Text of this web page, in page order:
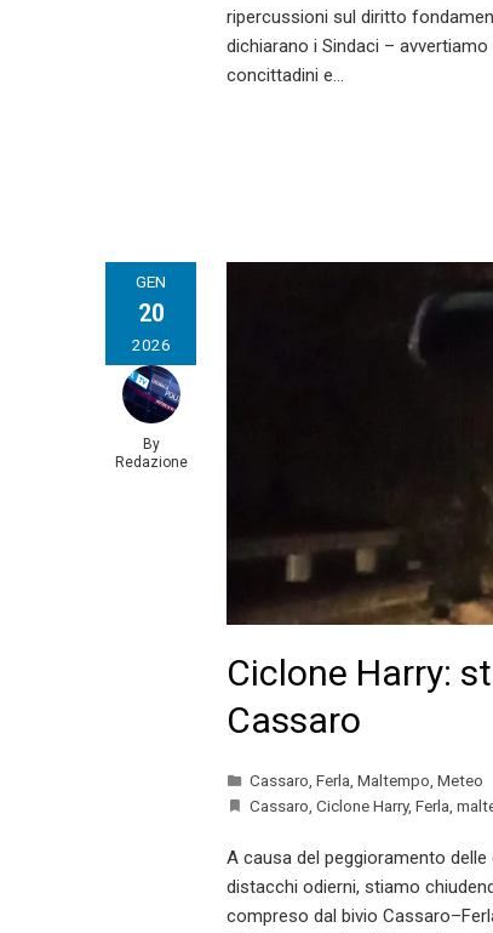
ripercussioni sul diritto
dichiarano i Sindaci –
concittadini e…
GEN
20
2026
By
Redazione
Ciclone Harry:
Cassaro
Cassaro, Ferla, Maltempo, Meteo
Cassaro, Ciclone Harry, Ferla,
A causa del peggioramento
distacchi odierni, stiamo
compreso dal bivio